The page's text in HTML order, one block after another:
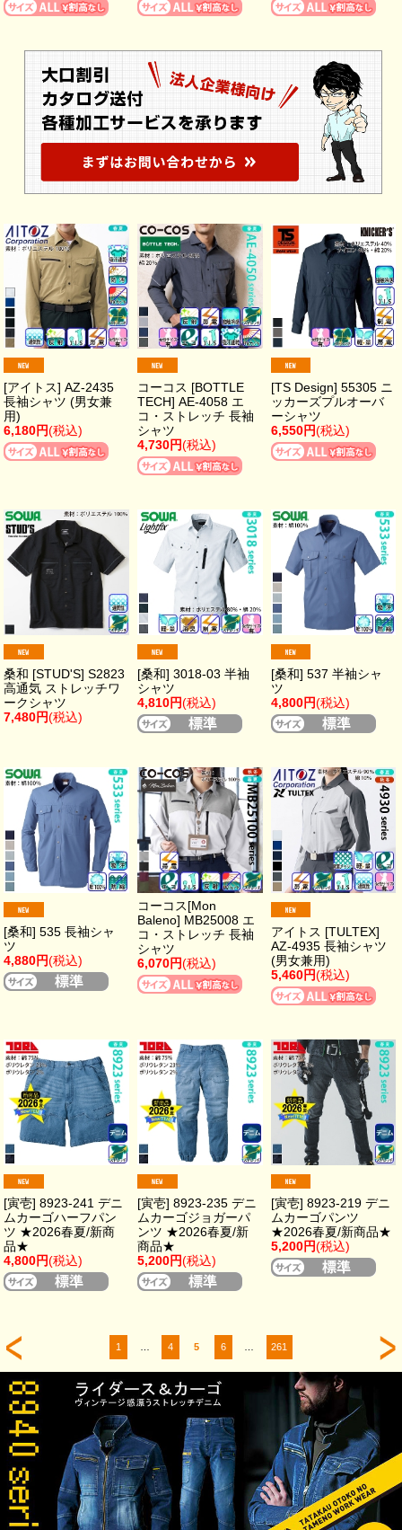
[アイトス] AZ-2435
長袖シャツ (男女兼
用)
6,180円(税込)
コーコス [BOTTLE
TECH] AE-4058 エ
コ・ストレッチ 長袖
シャツ
4,730円(税込)
[TS Design] 55305 ニ
ッカーズプルオーバ
ーシャツ
6,550円(税込)
桑和 [STUD'S] S2823
高通気 ストレッチワ
ークシャツ
7,480円(税込)
[桑和] 3018-03 半袖
シャツ
4,810円(税込)
[桑和] 537 半袖シャ
ツ
4,800円(税込)
[桑和] 535 長袖シャ
ツ
4,880円(税込)
コーコス[Mon
Baleno] MB25008 エ
コ・ストレッチ 長袖
シャツ
6,070円(税込)
アイトス [TULTEX]
AZ-4935 長袖シャツ
(男女兼用)
5,460円(税込)
[寅壱] 8923-241 デニ
ムカーゴハーフパン
ツ ★2026春夏/新商
品★
4,800円(税込)
[寅壱] 8923-235 デニ
ムカーゴジョガーパ
ンツ ★2026春夏/新
商品★
5,200円(税込)
[寅壱] 8923-219 デニ
ムカーゴパンツ
★2026春夏/新商品★
5,200円(税込)
1 4 5 6 261